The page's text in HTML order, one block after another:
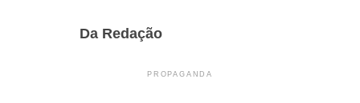
Da Redação
PROPAGANDA